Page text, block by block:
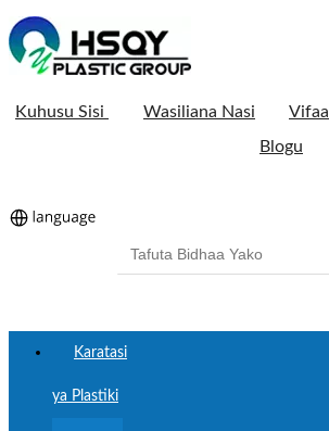
Kuhusu Sisi Wasiliana Nasi Vifaa
Blogu
Karatasi
ya Plastiki